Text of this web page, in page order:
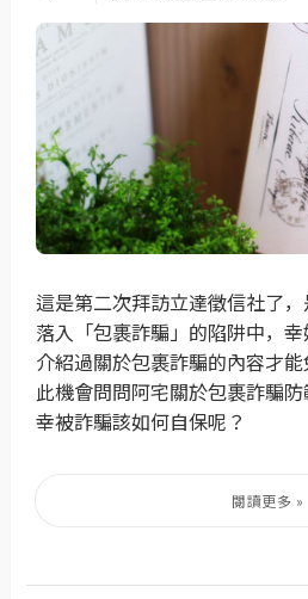
這是第二次拜訪立達徵信社了
落入「包裹詐騙」的陷阱中，
介紹過關於包裹詐騙的內容才
此機會問問阿宅關於包裹詐騙
幸被詐騙該如何自保呢？